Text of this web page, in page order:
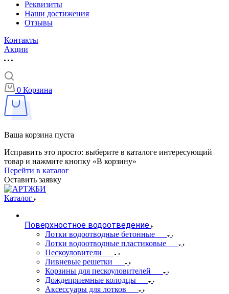
Реквизиты
Наши достижения
Отзывы
Контакты
Акции
0 Корзина
Ваша корзина пуста
Исправить это просто: выберите в каталоге интересующий
товар и нажмите кнопку «В корзину»
Перейти в каталог
Оставить заявку
Каталог
Поверхностное водоотведение
Лотки водоотводные бетонные
Лотки водоотводные пластиковые
Пескоуловители
Ливневые решетки
Корзины для пескоуловителей
Дождеприемные колодцы
Аксессуары для лотков